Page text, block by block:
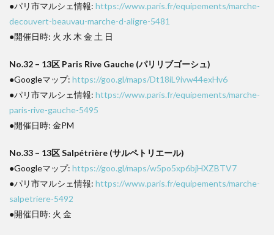
●パリ市マルシェ情報: https://www.paris.fr/equipements/marche-
decouvert-beauvau-marche-d-aligre-5481
●開催日時: 火 水 木 金 土 日
No.32 – 13区 Paris Rive Gauche (パリリブゴーシュ)
●Googleマップ: https://goo.gl/maps/Dt18iL9ivw44exHv6
●パリ市マルシェ情報: https://www.paris.fr/equipements/marche-
paris-rive-gauche-5495
●開催日時: 金PM
No.33 – 13区 Salpétrière (サルペトリエール)
●Googleマップ: https://goo.gl/maps/w5po5xp6bjHXZBTV7
●パリ市マルシェ情報: https://www.paris.fr/equipements/marche-
salpetriere-5492
●開催日時: 火 金